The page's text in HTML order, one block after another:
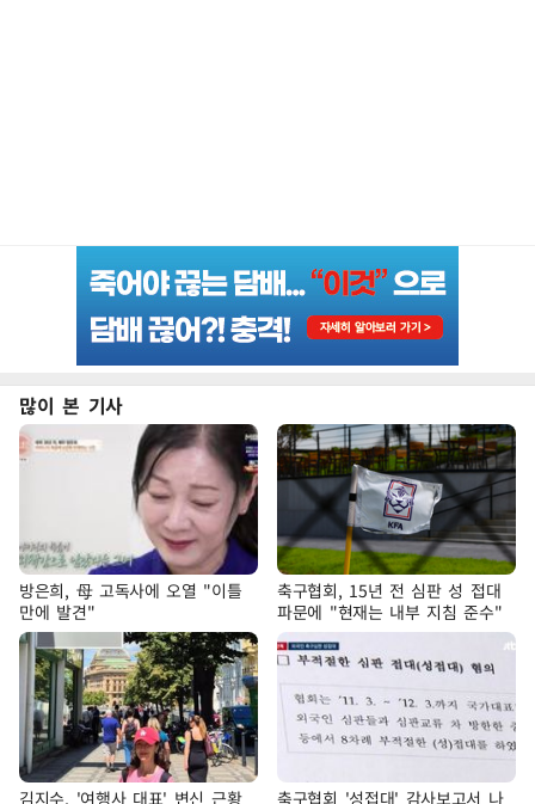
많이 본 기사
방은희, 母 고독사에 오열 "이틀
만에 발견"
축구협회, 15년 전 심판 성 접대
파문에 "현재는 내부 지침 준수"
김지수, '여행사 대표' 변신 근황 축구협회 '성접대' 감사보고서 나